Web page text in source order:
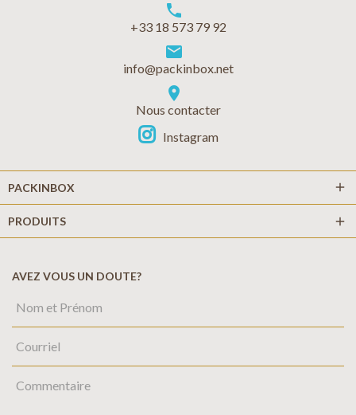
phone
+33 18 573 79 92
markunread
info@packinbox.net
location_on
Nous contacter
Instagram
PACKINBOX add
PRODUITS add
AVEZ VOUS UN DOUTE?